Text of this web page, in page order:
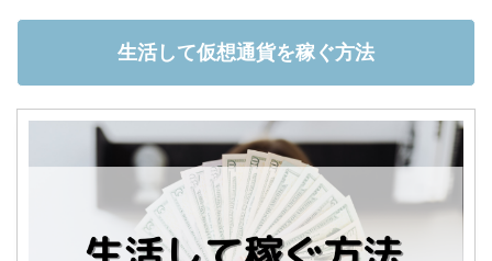
生活して仮想通貨を稼ぐ方法